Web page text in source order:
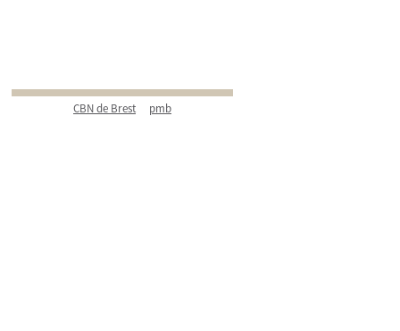
CBN de Brest pmb